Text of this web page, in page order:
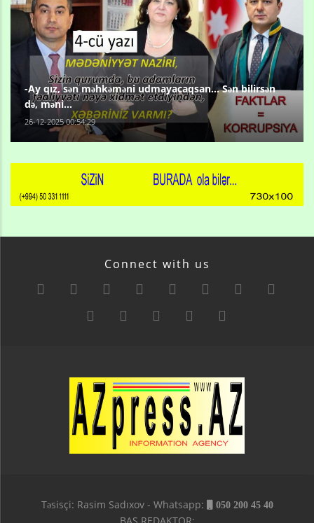
-Ay qız, sən məhkəməni udmayacaqsan... Sən bilirsən
də, məni...
26-12-2025 00:54:29
Connect with us
Təsisçi: Rasim Sadıxov - Whatsapp: 050 200 45 40